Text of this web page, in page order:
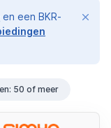
en een BKR-
50 of meer